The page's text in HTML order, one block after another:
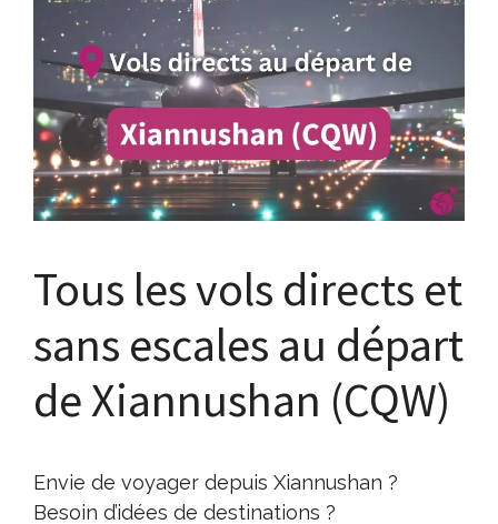
Tous les vols directs et
sans escales au départ
de Xiannushan (CQW)
Envie de voyager depuis Xiannushan ?
Besoin d’idées de destinations ?